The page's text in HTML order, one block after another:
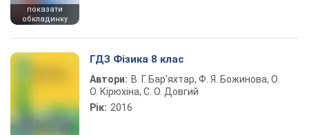
показати
обкладинку
ГДЗ Фізика 8 клас
Автори: В. Г. Бар’яхтар, Ф. Я. Божинова, О.
О. Кірюхіна, С. О. Довгий
Рік: 2016